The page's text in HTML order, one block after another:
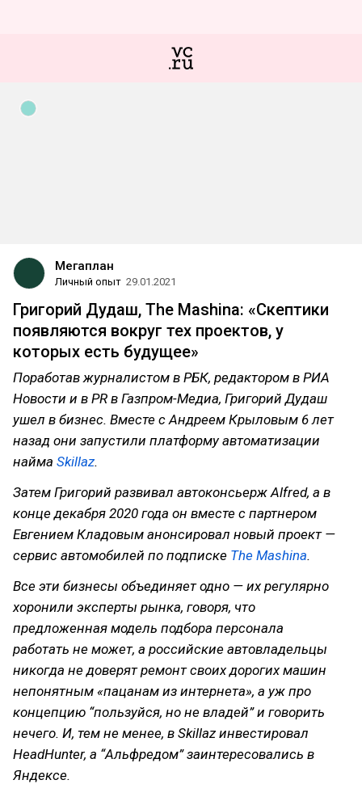
Мегаплан
Личный опыт 29.01.2021
Григорий Дудаш, The Mashina: «Скептики
появляются вокруг тех проектов, у
которых есть будущее»
Поработав журналистом в РБК, редактором в РИА
Новости и в PR в Газпром-Медиа, Григорий Дудаш
ушел в бизнес. Вместе с Андреем Крыловым 6 лет
назад они запустили платформу автоматизации
найма Skillaz.
Затем Григорий развивал автоконсьерж Alfred, а в
конце декабря 2020 года он вместе с партнером
Евгением Кладовым анонсировал новый проект —
сервис автомобилей по подписке The Mashina.
Все эти бизнесы объединяет одно — их регулярно
хоронили эксперты рынка, говоря, что
предложенная модель подбора персонала
работать не может, а российские автовладельцы
никогда не доверят ремонт своих дорогих машин
непонятным «пацанам из интернета», а уж про
концепцию “пользуйся, но не владей” и говорить
нечего. И, тем не менее, в Skillaz инвестировал
HeadHunter, а “Альфредом” заинтересовались в
Яндексе.